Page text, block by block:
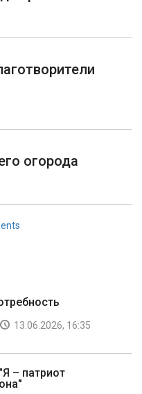
огорода
13.06.2026, 16:35
– патриот